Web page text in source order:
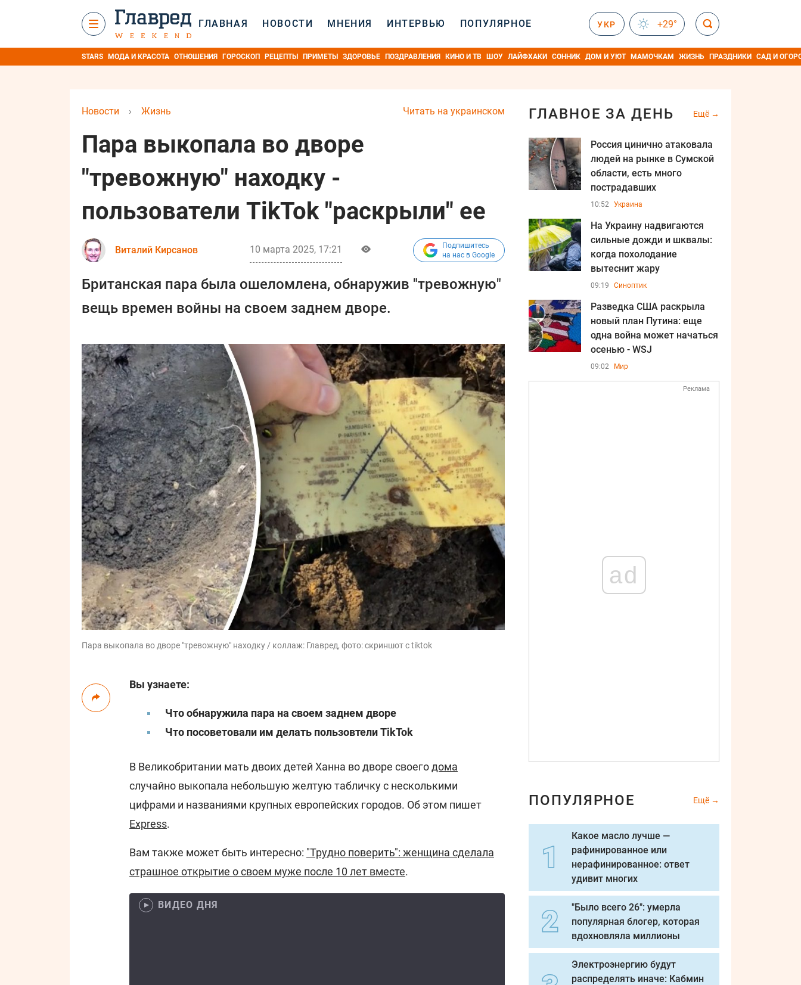
ГЛАВНАЯ НОВОСТИ МНЕНИЯ ИНТЕРВЬЮ ПОПУЛЯРНОЕ УКР +29°
STARS МОДА И КРАСОТА ОТНОШЕНИЯ ГОРОСКОП РЕЦЕПТЫ ПРИМЕТЫ ЗДОРОВЬЕ ПОЗДРАВЛЕНИЯ КИНО И ТВ ШОУ ЛАЙФХАКИ СОННИК ДОМ И УЮТ МАМОЧКАМ ЖИЗНЬ ПРАЗДНИКИ САД И
Читать на украинском
Новости › Жизнь
Пара выкопала во дворе
"тревожную" находку -
пользователи TikTok "раскрыли" ее
Виталий Кирсанов 10 марта 2025, 17:21
Подпишитесь
на нас в Google
Британская пара была ошеломлена, обнаружив "тревожную"
вещь времен войны на своем заднем дворе.
Пара выкопала во дворе "тревожную" находку / коллаж: Главред, фото: скриншот с tiktok
Вы узнаете:
Что обнаружила пара на своем заднем дворе
Что посоветовали им делать пользовтели TikTok
В Великобритании мать двоих детей Ханна во дворе своегодома
случайно выкопала небольшую желтую табличку с несколькими
цифрами и названиями крупных европейских городов. Об этом пишет
Еxpress.
Вам также может быть интересно: "Трудно поверить": женщина сделала
страшное открытие о своем муже после 10 лет вместе.
ВИДЕО ДНЯ
ГЛАВНОЕ ЗА ДЕНЬ Ещё
Россия цинично атаковала
людей на рынке в Сумской
области, есть много
пострадавших
10:52 Украина
На Украину надвигаются
сильные дожди и шквалы:
когда похолодание
вытеснит жару
09:19 Синоптик
Разведка США раскрыла
новый план Путина: еще
одна война может начаться
осенью - WSJ
09:02 Мир
Реклама
ad
ПОПУЛЯРНОЕ Ещё
Какое масло лучше —
рафинированное или
нерафинированное: ответ
удивит многих
"Было всего 26": умерла
популярная блогер, которая
вдохновляла миллионы
Электроэнергию будут
распределять иначе: Кабмин